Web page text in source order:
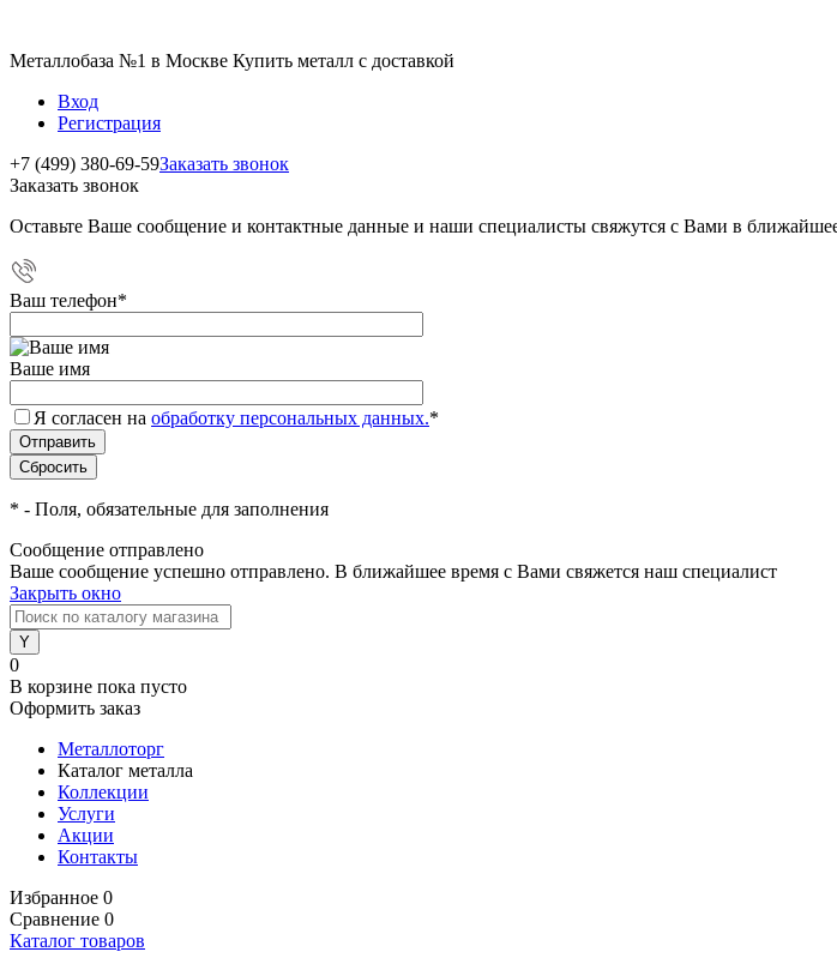
Металлобаза №1 в Москве Купить металл с доставкой
Вход
Регистрация
+7 (499) 380-69-59Заказать звонок
Заказать звонок
Оставьте Ваше сообщение и контактные данные и наши специалисты свяжутся с Вами в
Ваш телефон*
Ваше имя
Я согласен на обработку персональных данных.*
* - Поля, обязательные для заполнения
Сообщение отправлено
Ваше сообщение успешно отправлено. В ближайшее время с Вами свяжется наш специалист
Закрыть окно
0
В корзине пока пусто
Оформить заказ
Металлоторг
Каталог металла
Коллекции
Услуги
Акции
Контакты
Избранное 0
Сравнение 0
Каталог товаров